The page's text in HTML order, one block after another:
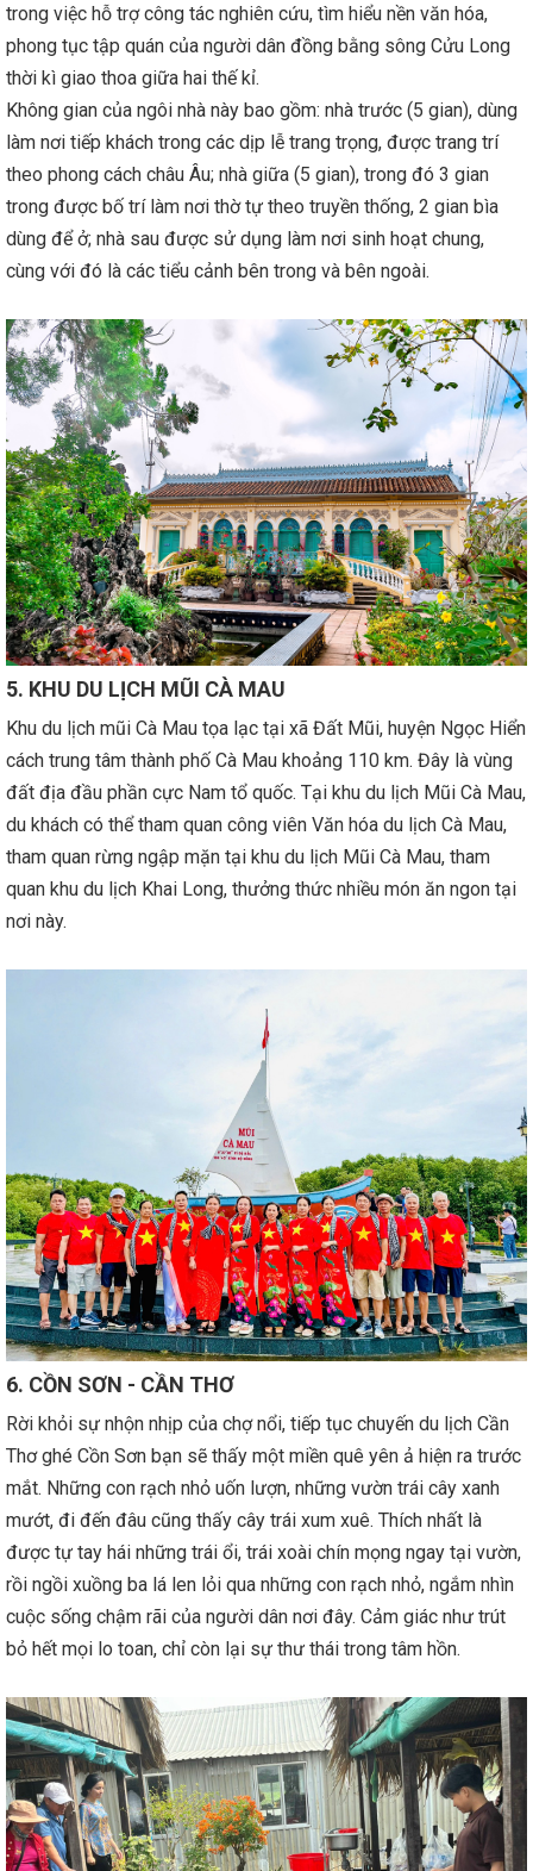
trong việc hỗ trợ công tác nghiên cứu, tìm hiểu nền văn hóa,
phong tục tập quán của người dân đồng bằng sông Cửu Long
thời kì giao thoa giữa hai thế kỉ.
Không gian của ngôi nhà này bao gồm: nhà trước (5 gian), dùng
làm nơi tiếp khách trong các dịp lễ trang trọng, được trang trí
theo phong cách châu Âu; nhà giữa (5 gian), trong đó 3 gian
trong được bố trí làm nơi thờ tự theo truyền thống, 2 gian bìa
dùng để ở; nhà sau được sử dụng làm nơi sinh hoạt chung,
cùng với đó là các tiểu cảnh bên trong và bên ngoài.
5. KHU DU LỊCH MŨI CÀ MAU
Khu du lịch mũi Cà Mau tọa lạc tại xã Đất Mũi, huyện Ngọc Hiển
cách trung tâm thành phố Cà Mau khoảng 110 km. Đây là vùng
đất địa đầu phần cực Nam tổ quốc. Tại khu du lịch Mũi Cà Mau,
du khách có thể tham quan công viên Văn hóa du lịch Cà Mau,
tham quan rừng ngập mặn tại khu du lịch Mũi Cà Mau, tham
quan khu du lịch Khai Long, thưởng thức nhiều món ăn ngon tại
nơi này.
6. CỒN SƠN - CẦN THƠ
Rời khỏi sự nhộn nhịp của chợ nổi, tiếp tục chuyến du lịch Cần
Thơ ghé Cồn Sơn bạn sẽ thấy một miền quê yên ả hiện ra trước
mắt. Những con rạch nhỏ uốn lượn, những vườn trái cây xanh
mướt, đi đến đâu cũng thấy cây trái xum xuê. Thích nhất là
được tự tay hái những trái ổi, trái xoài chín mọng ngay tại vườn,
rồi ngồi xuồng ba lá len lỏi qua những con rạch nhỏ, ngắm nhìn
cuộc sống chậm rãi của người dân nơi đây. Cảm giác như trút
bỏ hết mọi lo toan, chỉ còn lại sự thư thái trong tâm hồn.